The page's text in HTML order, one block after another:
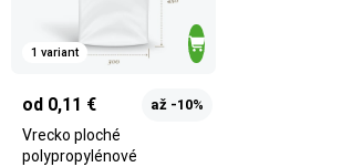
1 variant
od 0,11 € až -10%
Vrecko ploché
polypropylénové